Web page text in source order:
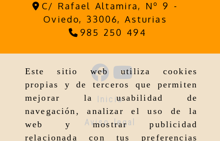
Este sitio web utiliza cookies
propias y de terceros que permiten
mejorar la usabilidad de
navegación, analizar el uso de la
web y mostrar publicidad
relacionada con tus preferencias
C/ Rafael Altamira, Nº 9 -
Oviedo, 33006,Asturias
985 250 494
Inicio
Aviso legal